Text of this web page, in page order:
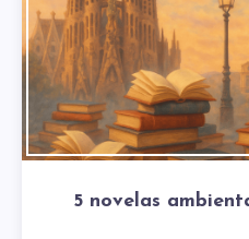
5 novelas